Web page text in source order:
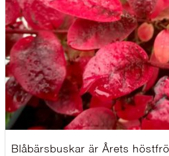
Blåbärsbuskar är Årets